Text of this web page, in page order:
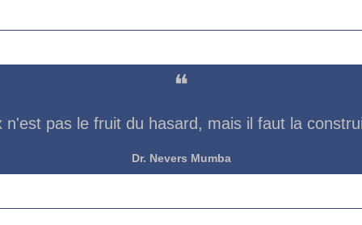
❝
n'est pas le fruit du hasard, mais il faut la
Dr. Nevers Mumba